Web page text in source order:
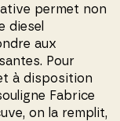
permet non
diesel
aux
Pour
à disposition
Fabrice
on la remplit,